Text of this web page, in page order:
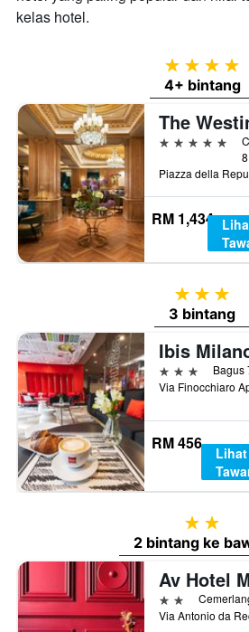
kelas hotel.
4
4+ bintang
5 bintang
RM 1,434
3 bintang
3 bintang
3 bintangBagus
RM 456
Lihat
2 bintang
2 bintang ke
2 bintang